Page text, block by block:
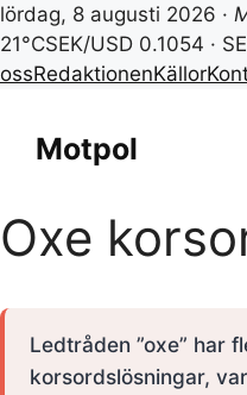
lördag, 8 augusti 2026 ·
21°CSEK/USD 0.1054 ·
ossRedaktionenKällor
innehållMotpol
Oxe
Ledtråden ”oxe” har
korsordslösningar,